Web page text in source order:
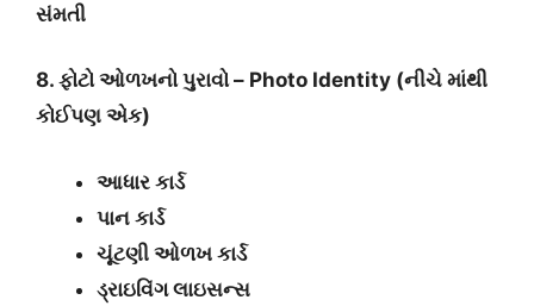
સંમતી
8. ફોટો ઓળખનો પુરાવો – Photo Identity (નીચે માંથી
કોઈપણ એક)
આધાર કાર્ડ
પાન કાર્ડ
ચૂંટણી ઓળખ કાર્ડ
ડ્રાઇવિંગ લાઇસન્સ